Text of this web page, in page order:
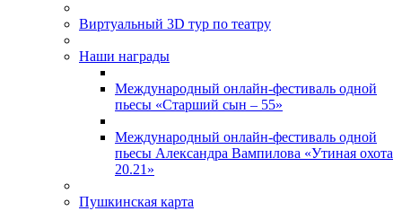
Виртуальный 3D тур по театру
Наши награды
Международный онлайн-фестиваль одной
пьесы «Старший сын – 55»
Международный онлайн-фестиваль одной
пьесы Александра Вампилова «Утиная охота
20.21»
Пушкинская карта